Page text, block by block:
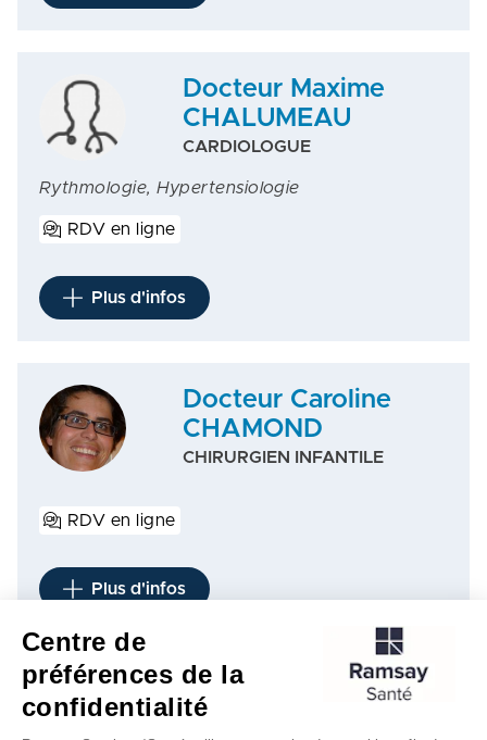
Docteur Maxime
CHALUMEAU
CARDIOLOGUE
Rythmologie, Hypertensiologie
RDV en ligne
Plus d'infos
Docteur Caroline
CHAMOND
CHIRURGIEN INFANTILE
RDV en ligne
Plus d'infos
1 2 3 …
Centre de
préférences de la
confidentialité